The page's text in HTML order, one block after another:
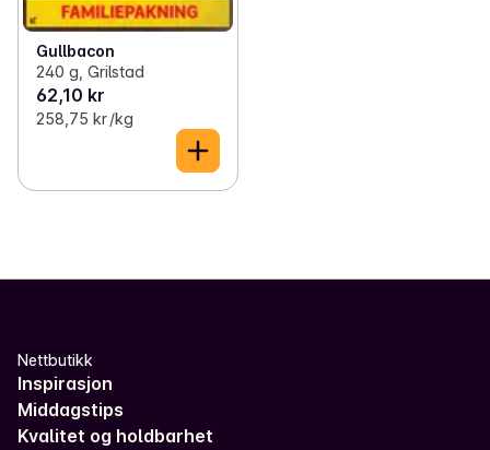
Gullbacon
240 g, Grilstad
62,10 kr
258,75 kr /kg
Nettbutikk
Inspirasjon
Middagstips
Kvalitet og holdbarhet